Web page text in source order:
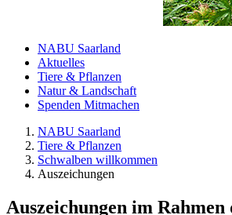
NABU Saarland
Aktuelles
Tiere & Pflanzen
Natur & Landschaft
Spenden Mitmachen
NABU Saarland
Tiere & Pflanzen
Schwalben willkommen
Auszeichungen
Auszeichungen im Rahmen